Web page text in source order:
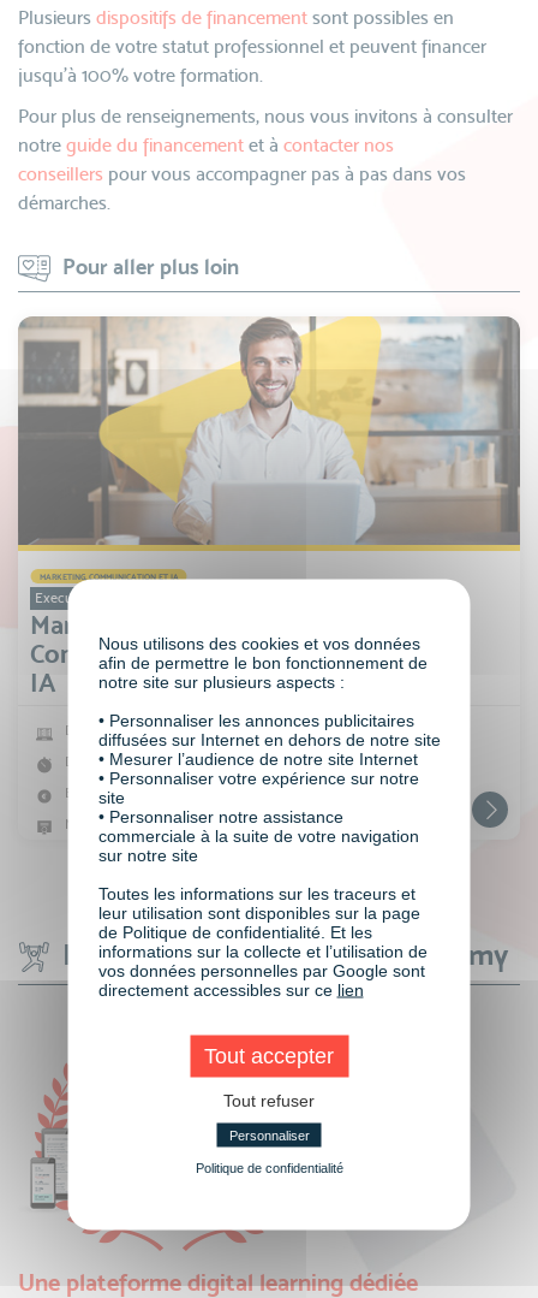
Plusieurs dispositifs de financement sont possibles en
fonction de votre statut professionnel et peuvent financer
jusqu’à 100% votre formation.
Pour plus de renseignements, nous vous invitons à consulter
notre guide du financement et à contacter nos
conseillers pour vous accompagner pas à pas dans vos
démarches.
Pour aller plus loin
MARKETING, COMMUNICATION ET IA
Executive Bachelor
Marketing
Communication &
IA
Digital learning
De 6 à 12 mois
Eligible CPF
Niveau 6 (Bac +3)
Les avantages VISIPLUS academy
Une plateforme digital learning dédiée
Nous utilisons des cookies et vos données
afin de permettre le bon fonctionnement de
notre site sur plusieurs aspects :
• Personnaliser les annonces publicitaires
diffusées sur Internet en dehors de notre site
• Mesurer l’audience de notre site Internet
• Personnaliser votre expérience sur notre
site
• Personnaliser notre assistance
commerciale à la suite de votre navigation
sur notre site
Toutes les informations sur les traceurs et
leur utilisation sont disponibles sur la page
de Politique de confidentialité. Et les
informations sur la collecte et l’utilisation de
vos données personnelles par Google sont
directement accessibles sur ce lien
Tout accepter
Tout refuser
Personnaliser
Politique de confidentialité